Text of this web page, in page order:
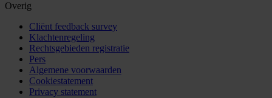
Overig
Cliënt feedback survey
Klachtenregeling
Rechtsgebieden registratie
Pers
Algemene voorwaarden
Cookiestatement
Privacy statement